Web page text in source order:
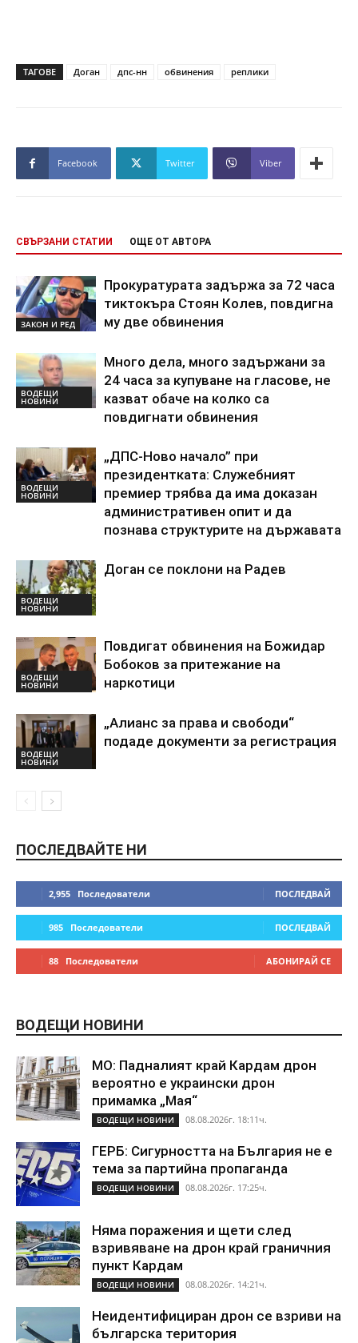
ТАГОВЕ Доган дпс-нн обвинения реплики
Facebook Twitter Viber
СВЪРЗАНИ СТАТИИ ОЩЕ ОТ АВТОРА
ЗАКОН И РЕД
Прокуратурата задържа за 72 часа
тиктокъра Стоян Колев, повдигна
му две обвинения
ВОДЕЩИ
НОВИНИ
Много дела, много задържани за
24 часа за купуване на гласове, не
казват обаче на колко са
повдигнати обвинения
ВОДЕЩИ
НОВИНИ
„ДПС-Ново начало” при
президентката: Служебният
премиер трябва да има доказан
административен опит и да
познава структурите на държавата
ВОДЕЩИ
НОВИНИ
Доган се поклони на Радев
ВОДЕЩИ
НОВИНИ
Повдигат обвинения на Божидар
Бобоков за притежание на
наркотици
ВОДЕЩИ
НОВИНИ
„Алианс за права и свободи“
подаде документи за регистрация
ПОСЛЕДВАЙТЕ НИ
2,955 Последователи ПОСЛЕДВАЙ
985 Последователи ПОСЛЕДВАЙ
88 Последователи АБОНИРАЙ СЕ
ВОДЕЩИ НОВИНИ
МО: Падналият край Кардам дрон
вероятно е украински дрон
примамка „Мая“
ВОДЕЩИ НОВИНИ 08.08.2026г. 18:11ч.
ГЕРБ: Сигурността на България не е
тема за партийна пропаганда
ВОДЕЩИ НОВИНИ 08.08.2026г. 17:25ч.
Няма поражения и щети след
взривяване на дрон край граничния
пункт Кардам
ВОДЕЩИ НОВИНИ 08.08.2026г. 14:21ч.
Неидентифициран дрон се взриви на
българска територия